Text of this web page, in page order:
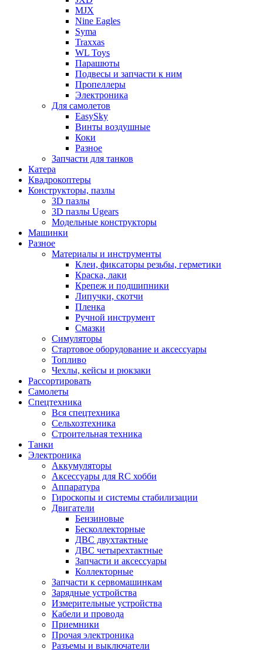
MJX
Nine Eagles
Syma
Traxxas
WL Toys
Парашюты
Подвесы и запчасти к ним
Пропеллеры
Электроника
Для самолетов
EasySky
Винты воздушные
Коки
Разное
Запчасти для танков
Катера
Квадрокоптеры
Конструкторы, пазлы
3D пазлы
3D пазлы Ugears
Модельные конструкторы
Машинки
Разное
Материалы и инструменты
Клеи, фиксаторы резьбы, герметики
Краска, лаки
Крепеж и подшипники
Липучки, скотчи
Пленка
Ручной инструмент
Смазки
Симуляторы
Стартовое оборудование и аксессуары
Топливо
Чехлы, кейсы и рюкзаки
Рассортировать
Самолеты
Спецтехника
Вся спецтехника
Сельхозтехника
Строительная техника
Танки
Электроника
Аккумуляторы
Аксессуары для RC хобби
Аппаратура
Гироскопы и системы стабилизации
Двигатели
Бензиновые
Бесколлекторные
ДВС двухтактные
ДВС четырехтактные
Запчасти и аксессуары
Коллекторные
Запчасти к сервомашинкам
Зарядные устройства
Измерительные устройства
Кабели и провода
Приемники
Прочая электроника
Разъемы и выключатели